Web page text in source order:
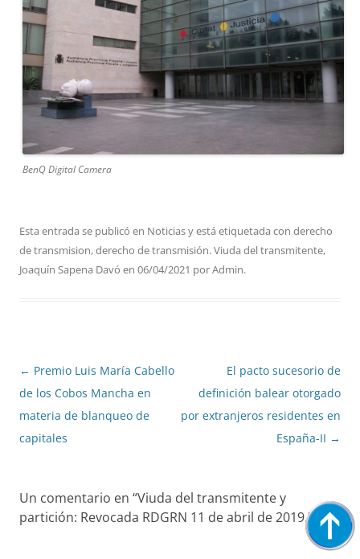
BenQ Digital Camera
Esta entrada se publicó en Noticiasy está etiquetada con derecho
de transmision,derecho de transmisión. Viuda del transmitente,
Joaquín Sapena Davó en 06/04/2021 porAdmin.
Navegación
de
entradas
← Premio Luis María Cabello
de los Cobos Mancha en
materia de blanqueo de
capitales
El pacto sucesorio de
definición balear otorgado
por extranjeros residentes en
España-II →
Un comentario en “Viuda del transmitente y
partición: Revocada RDGRN 11 de abril de 2019.”